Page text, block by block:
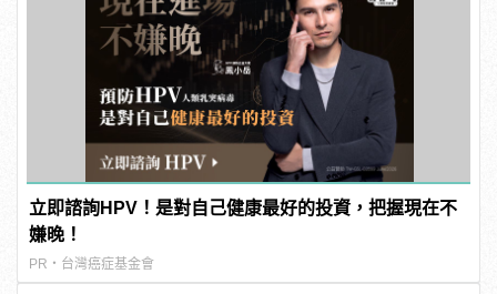
立即諮詢HPV！是對自己健康最好的投資，把握現在不
嫌晚！
PR・台灣癌症基金會